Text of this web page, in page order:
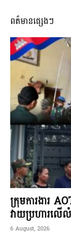
ពត៌មានផ្សេងៗ
ក្រុមការងារ
វាយប្រហារលើ
6 August, 2026